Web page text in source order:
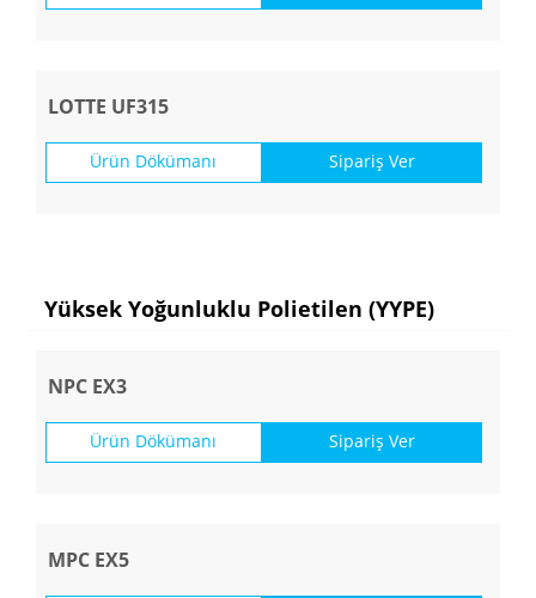
LOTTE UF315
Ürün Dökümanı Sipariş Ver
Yüksek Yoğunluklu Polietilen (YYPE)
NPC EX3
Ürün Dökümanı Sipariş Ver
MPC EX5